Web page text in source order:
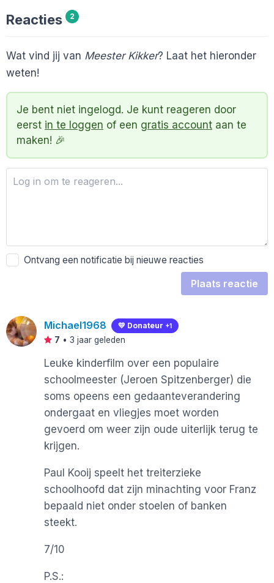
Reacties 2
Wat vind jij van Meester Kikker? Laat het hieronder
weten!
Je bent niet ingelogd. Je kunt reageren door
eerst in te loggen of een gratis account aan te
maken! 🎉
Ontvang een notificatie bij nieuwe reacties
Plaats reactie
Michael1968 💛 Donateur +1
7 • 3 jaar geleden
Leuke kinderfilm over een populaire
schoolmeester (Jeroen Spitzenberger) die
soms opeens een gedaanteverandering
ondergaat en vliegjes moet worden
gevoerd om weer zijn oude uiterlijk terug te
krijgen.
Paul Kooij speelt het treiterzieke
schoolhoofd dat zijn minachting voor Franz
bepaald niet onder stoelen of banken
steekt.
7/10
P.S.: